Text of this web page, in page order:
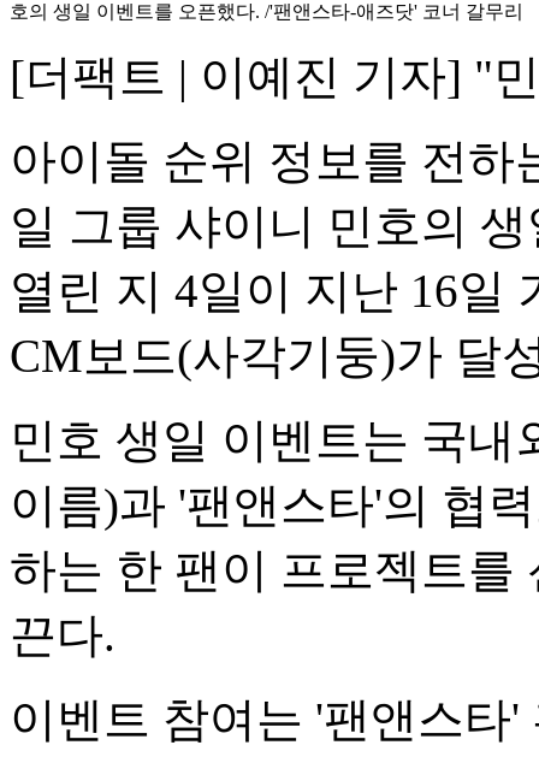
호의 생일 이벤트를 오픈했다. /'팬앤스타-애즈닷' 코너 갈무리
[더팩트 | 이예진 기자] "
아이돌 순위 정보를 전하
일 그룹 샤이니 민호의
열린 지 4일이 지난 16일
CM보드(사각기둥)가 달
민호 생일 이벤트는 국
이름)과 '팬앤스타'의 협
하는 한 팬이 프로젝트를
끈다.
이벤트 참여는 '팬앤스타